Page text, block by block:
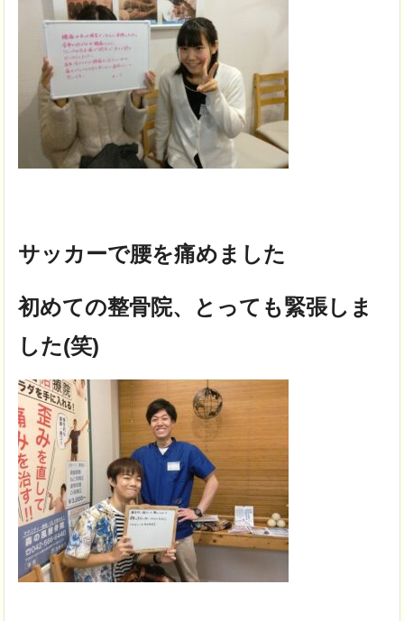
サッカーで腰を痛めました
初めての整骨院、とっても緊張しま
した(笑)